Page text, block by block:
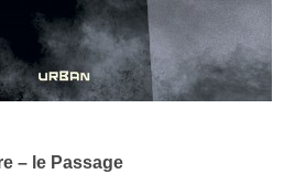
– le Passage